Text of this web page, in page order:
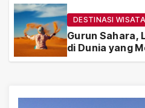
DESTINASI WISATA
Gurun Sahara,
di Dunia yang
dan Sejarah